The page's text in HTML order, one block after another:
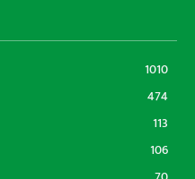
1010
474
113
106